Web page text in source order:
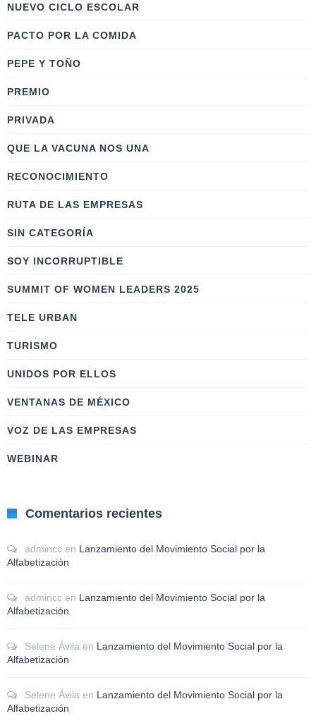
NUEVO CICLO ESCOLAR
PACTO POR LA COMIDA
PEPE Y TOÑO
PREMIO
PRIVADA
QUE LA VACUNA NOS UNA
RECONOCIMIENTO
RUTA DE LAS EMPRESAS
SIN CATEGORÍA
SOY INCORRUPTIBLE
SUMMIT OF WOMEN LEADERS 2025
TELE URBAN
TURISMO
UNIDOS POR ELLOS
VENTANAS DE MÉXICO
VOZ DE LAS EMPRESAS
WEBINAR
Comentarios recientes
admincc en Lanzamiento del Movimiento Social por la
Alfabetización
admincc en Lanzamiento del Movimiento Social por la
Alfabetización
Selene Ávila en Lanzamiento del Movimiento Social por la
Alfabetización
Selene Ávila en Lanzamiento del Movimiento Social por la
Alfabetización